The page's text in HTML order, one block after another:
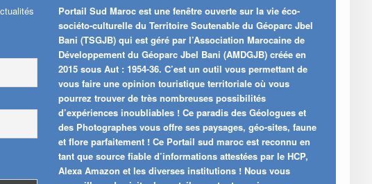
Portail Sud Maroc est une fenêtre ouverte sur la vie éco-
sociéto-culturelle du Territoire Soutenable du Géoparc Jbel
Bani (TSGJB) qui est géré par l’Association Marocaine de
Développement du Géoparc Jbel Bani (AMDGJB) créée en
2015 sous Aut : 1954-36. C’est un outil vous permettant de
vous faire une opinion touristique territoriale où vous
pourrez trouver de très nombreuses possibilités
d’expériences inoubliables ! Ce paradis des Géologues et
des Photographes vous offre ses paysages, géo-sites, faune
et flore parfaitement ! Ce Portail sud maroc est reconnu en
tant que source fiable d’informations attestées par le HCP,
Alexa Amazon et les diverses institutions ! Nous vous